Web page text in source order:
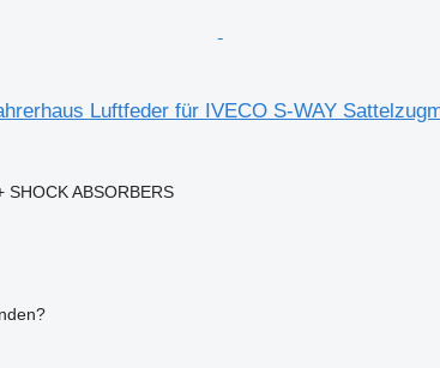
Luftfeder für IVECO S-WAY
SHOCK ABSORBERS